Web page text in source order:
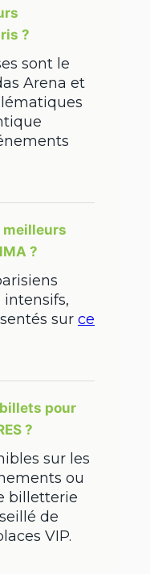
?
sont le
Arena et
meilleurs
?
intensifs,
sur ce
pour
?
sur les
ou
billetterie
de
VIP.